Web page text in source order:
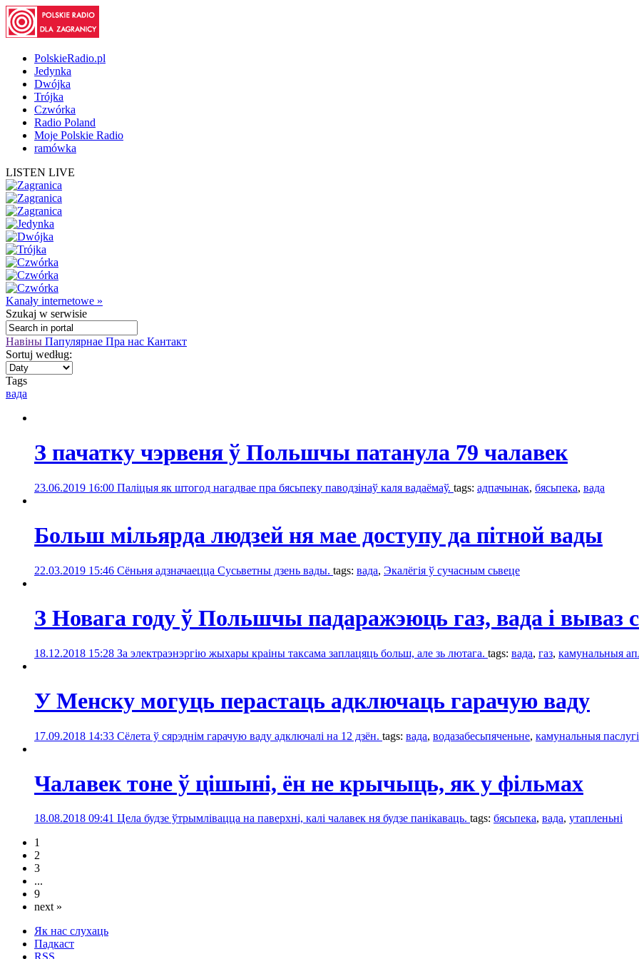
PolskieRadio.pl
Jedynka
Dwójka
Trójka
Czwórka
Radio Poland
Moje Polskie Radio
ramówka
LISTEN LIVE
Kanały internetowe »
Szukaj w serwisie
Навіны Папулярнае Пра нас Кантакт
Sortuj według:
Tags
вада
З пачатку чэрвеня ў Польшчы патанула 79 чалавек
23.06.2019 16:00 Паліцыя як штогод нагадвае пра бясьпеку паводзінаў каля вадаёмаў. tags: адпачынак, бясьпека, вада
Больш мільярда людзей ня мае доступу да пітной вады
22.03.2019 15:46 Сёньня адзначаецца Сусьветны дзень вады. tags: вада, Экалёгія ў сучасным сьвеце
З Новага году ў Польшчы падаражэюць газ, вада і вываз
18.12.2018 15:28 За электраэнэргію жыхары краіны таксама заплацяць больш, але зь лютага. tags: вада, газ, камунальныя
У Менску могуць перастаць адключаць гарачую ваду
17.09.2018 14:33 Сёлета ў сярэднім гарачую ваду адключалі на 12 дзён. tags: вада, водазабесьпяченьне, камунальныя паслугі
Чалавек тоне ў цішыні, ён не крычыць, як у фільмах
18.08.2018 09:41 Цела будзе ўтрымлівацца на паверхні, калі чалавек ня будзе панікаваць. tags: бясьпека, вада, утапленьні
1
2
3
...
9
next »
Як нас слухаць
Падкаст